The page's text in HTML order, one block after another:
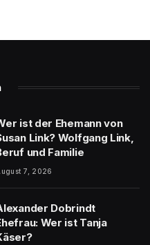
ist der Ehemann von
Link? Wolfgang Link,
und Familie
7, 2026
Dobrindt
Wer ist Tanja